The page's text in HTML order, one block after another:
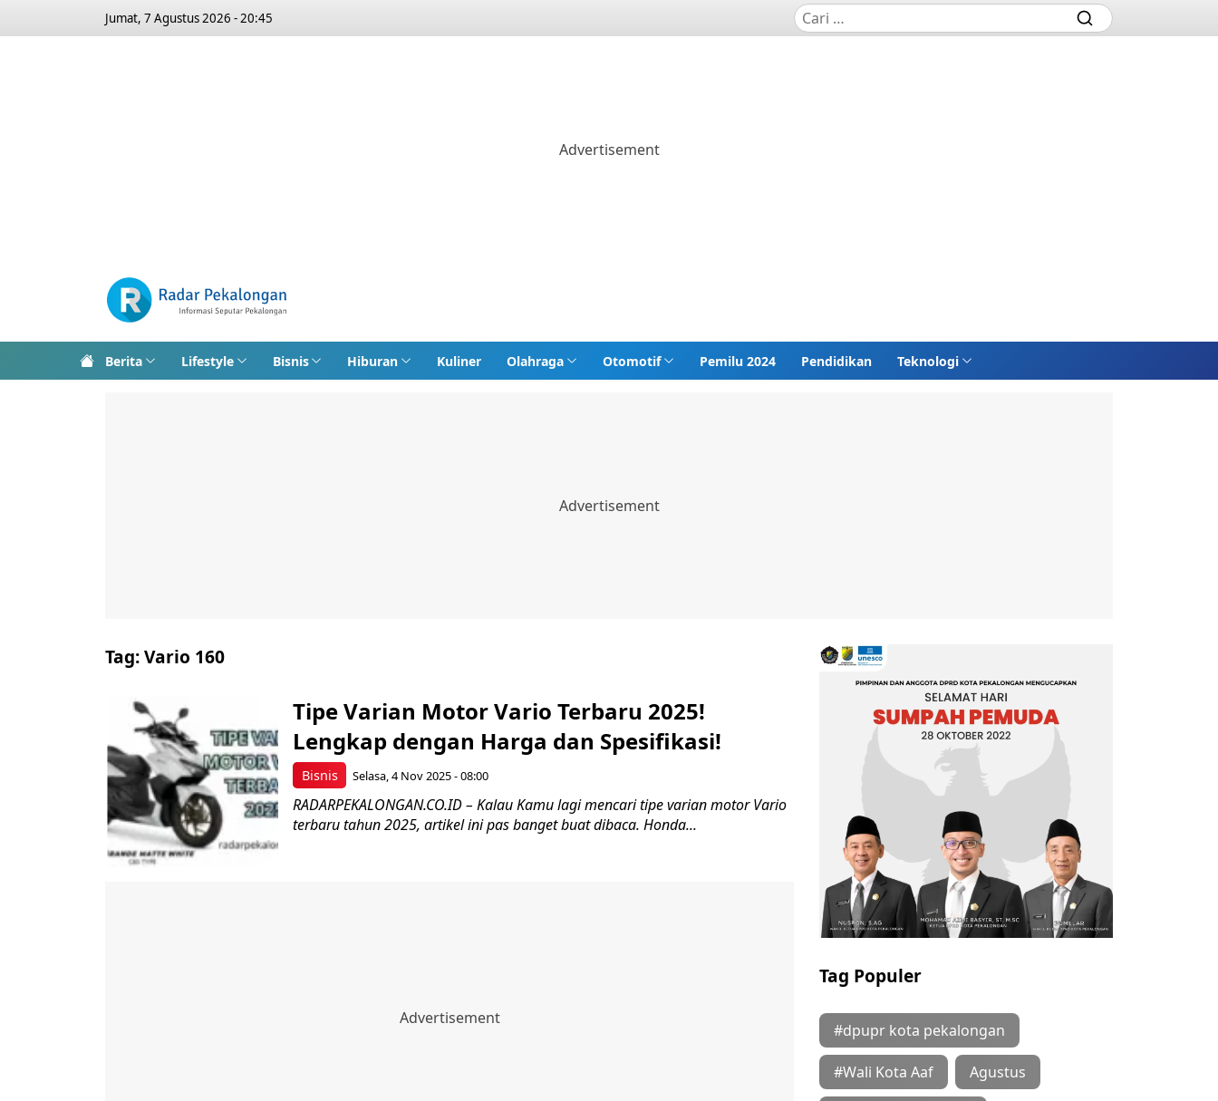
Jumat, 7 Agustus 2026 - 20:45
Berita Lifestyle Bisnis Hiburan Kuliner Olahraga Otomotif Pemilu 2024 Pendidikan Teknologi
Tag:Vario 160
Bisnis
Tipe Varian Motor Vario Terbaru 2025!
Lengkap dengan Harga dan Spesifikasi!
Selasa, 4 Nov 2025 - 08:00
RADARPEKALONGAN.CO.ID – Kalau Kamu lagi mencari tipe varian motor Vario
terbaru tahun 2025, artikel ini pas banget buat dibaca. Honda...
Tag Populer
#dpupr kota pekalongan
#Wali Kota Aaf Agustus